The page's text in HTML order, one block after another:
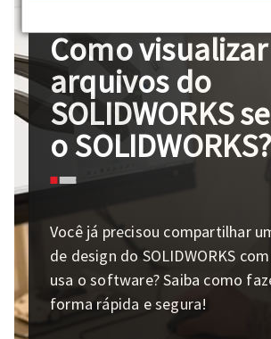
Como visualizar
arquivos do
SOLIDWORKS
o SOLIDWORKS?
Você já precisou compartilhar
de design do SOLIDWORKS
usa o software? Saiba como
forma rápida e segura!